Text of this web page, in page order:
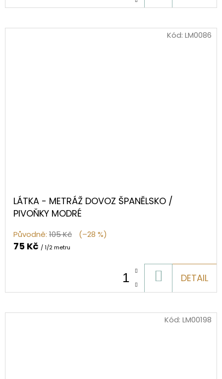
KOŠÍKU
LÁTKA - METRÁŽ DOVOZ ŠPANĚLSKO /
PIVOŇKY MODRÉ
Původně: 105 Kč (–28 %)
75 Kč / 1/2 metru
KOŠÍKU
DETAIL
Kód: LM0086
Kód: LM00198